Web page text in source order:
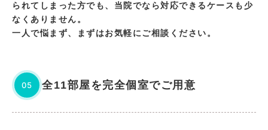
られてしまった方でも、当院でなら対応できるケースも少
なくありません。
一人で悩まず、まずはお気軽にご相談ください。
05 全11部屋を完全個室でご用意